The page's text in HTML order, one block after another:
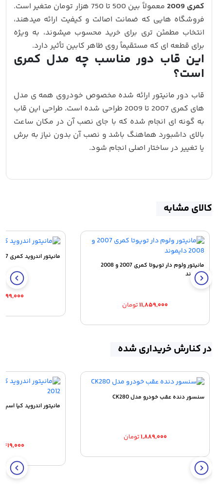
کمری 2009
معمولاً بین 500 تا 750 هزار تومان متغیر است.
فروشگاه‌ هایی که ضمانت اصالت و کیفیت ارائه میدهند،
انتخاب مطمئن‌ تری برای خرید محسوب میشوند، به‌ ویژه
برای قطعه‌ ای که مستقیماً روی ظاهر کابین تأثیر دارد.
این قاب دور مناسب چه مدل کمری
است؟
قاب دور مانیتور ارائه‌ شده مخصوص خودروی همه ی مدل
های کمری 2007 تا 2009 طراحی شده است. طراحی این قاب
به‌ گونه‌ ای انجام شده که با جای نصب آن در مکان ساعت
بالای داشبورد هماهنگ باشد و نصب آن بدون نیاز به برش
یا تغییر در ساختار اصلی انجام شود.
کالای مشابه
مانیتور ولوم دار تویوتا کمری 2007 و 2008
دایموند
۱۱,۸۵۹,۰۰۰تومان
مانیتور اندروید کمری 2007 و 2008
در کنارش خریداری شده
سنسور دنده عقب خودرو مدل CK280
۱,۸۸۹,۰۰۰تومان
مانیتور اندروید کیا اسپورتیج